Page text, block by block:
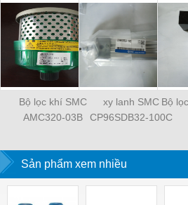
Bộ lọc khí SMC
AMC320-03B
xy lanh SMC
CP96SDB32-100C
Bộ
Sản phẩm xem nhiều